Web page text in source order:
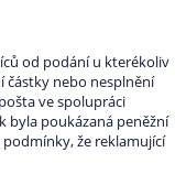
od podání u kterékoliv
částky nebo nesplnění
ve spolupráci
byla poukázaná peněžní
že reklamující